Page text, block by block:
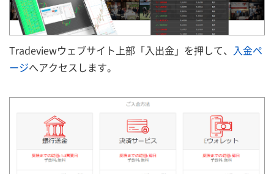
Tradeviewウェブサイト上部「入出金」を押して、
入金ペ
ージへアクセスします。